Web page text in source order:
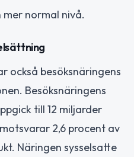
normal nivå.
också besöksnäringens
Besöksnäringens
till 12 miljarder
2,6 procent av
Näringen sysselsatte